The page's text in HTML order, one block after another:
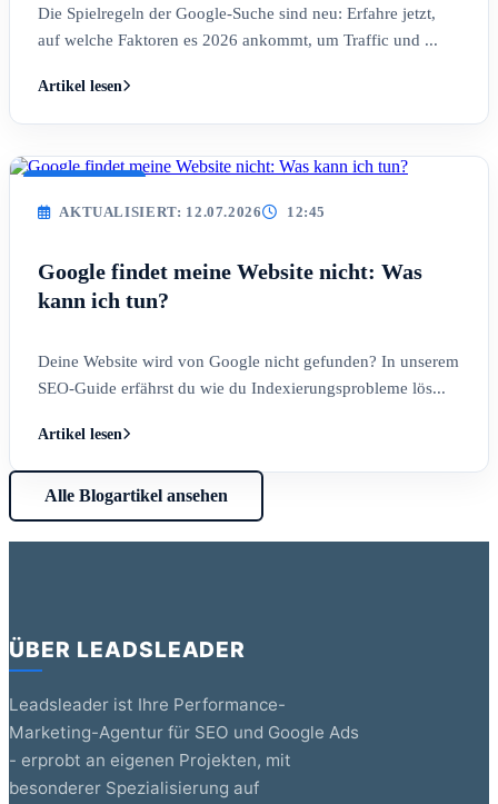
Die Spielregeln der Google-Suche sind neu: Erfahre jetzt,
auf welche Faktoren es 2026 ankommt, um Traffic und ...
Artikel lesen
AKTUALISIERT: 12.07.2026 12:45
Google findet meine Website nicht: Was
kann ich tun?
Deine Website wird von Google nicht gefunden? In unserem
SEO-Guide erfährst du wie du Indexierungsprobleme lös...
Artikel lesen
Alle Blogartikel ansehen
ÜBER LEADSLEADER
Leadsleader ist Ihre Performance-
Marketing-Agentur für SEO und Google Ads
- erprobt an eigenen Projekten, mit
besonderer Spezialisierung auf